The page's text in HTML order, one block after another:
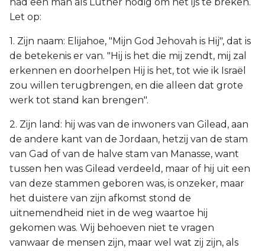
Let op:
1. Zijn naam: Elijahoe, "Mijn God Jehovah is Hij", dat is
de betekenis er van. "Hij is het die mij zendt, mij zal
erkennen en doorhelpen Hij is het, tot wie ik Israël
zou willen terugbrengen, en die alleen dat grote
werk tot stand kan brengen".
2. Zijn land: hij was van de inwoners van Gilead, aan
de andere kant van de Jordaan, hetzij van de stam
van Gad of van de halve stam van Manasse, want
tussen hen was Gilead verdeeld, maar of hij uit een
van deze stammen geboren was, is onzeker, maar
het duistere van zijn afkomst stond de
uitnemendheid niet in de weg waartoe hij
gekomen was. Wij behoeven niet te vragen
vanwaar de mensen zijn, maar wel wat zij zijn, als